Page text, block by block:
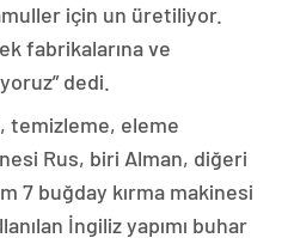
için un üretiliyor.
fabrikalarına ve
dedi.
temizleme, eleme
Rus, biri Alman, diğeri
7 buğday kırma makinesi
İngiliz yapımı buhar